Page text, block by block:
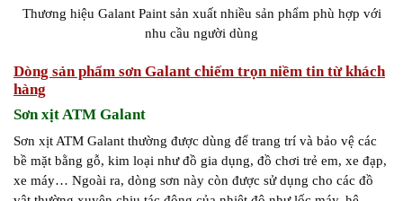
Thương hiệu Galant Paint sản xuất nhiều sản phẩm phù hợp với
nhu cầu người dùng
Dòng sản phẩm sơn Galant chiếm trọn niềm tin từ khách
hàng
Sơn xịt ATM Galant
Sơn xịt ATM Galant thường được dùng để trang trí và bảo vệ các
bề mặt bằng gỗ, kim loại như đồ gia dụng, đồ chơi trẻ em, xe đạp,
xe máy… Ngoài ra, dòng sơn này còn được sử dụng cho các đồ